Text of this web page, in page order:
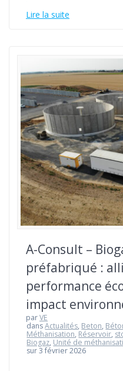
Lire la suite
A-Consult –
préfabriqué :
performance
impact
parVE
dansActualités, Beton,
Méthanisation, Réservoir,
Biogaz, Unité de
sur 3 février 2026